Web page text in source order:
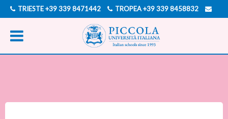
TRIESTE+39 339 8471442 TROPEA+39 339 8458832
INFO@PICCOLAUNIVERSITAITALIANA.COM